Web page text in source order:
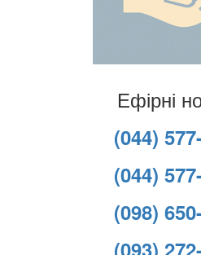
Ефірні
(044)
(044)
(098)